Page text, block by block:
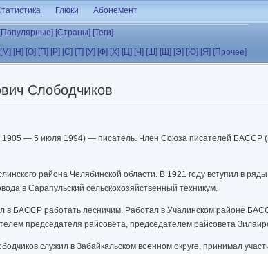
Глюки Абонемент
[Популярные] [Страны] [Теги]
[М] [Н] [О] [П] [Р] [С] [Т] [У] [Ф] [Х] [Ц] [Ч] [Ш] [Щ] [Э] [Ю] [Я] [Прочее]
Слободчиков
1905 — 5 июля 1994) — писатель. Член Союза писателей БАССР
района Челябинской области. В 1921 году вступил в
в Сарапульский сельскохозяйственный техникум.
в БАССР работать лесничим. Работал в Учалинском районе
председателя райсовета, председателем райсовета
служил в Забайкальском военном округе, принимал